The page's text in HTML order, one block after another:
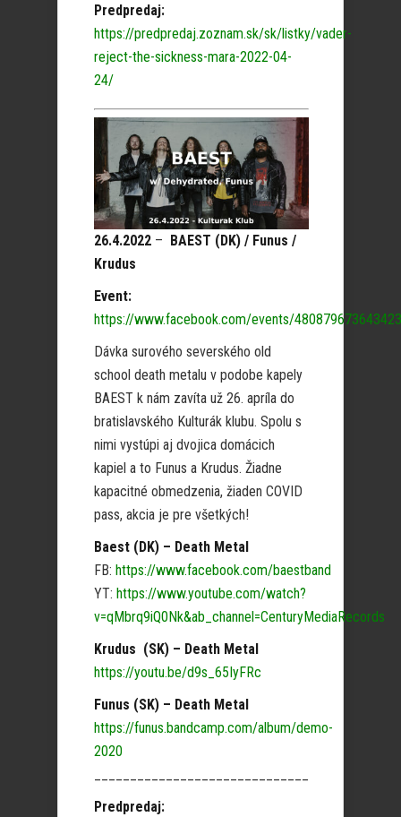
Predpredaj:
https://predpredaj.zoznam.sk/sk/listky/vader-
reject-the-sickness-mara-2022-04-
24/
26.4.2022 – BAEST (DK) / Funus /
Krudus
Event:
https://www.facebook.com/events/
Dávka surového severského old
school death metalu v podobe kapely
BAEST k nám zavíta už 26. apríla do
bratislavského Kulturák klubu. Spolu s
nimi vystúpi aj dvojica domácich
kapiel a to Funus a Krudus. Žiadne
kapacitné obmedzenia, žiaden COVID
pass, akcia je pre všetkých!
Baest (DK) – Death Metal
FB: https://www.facebook.com/baestband
YT: https://www.youtube.com/watch?
v=qMbrq9iQ0Nk&ab_channel=CenturyMediaRecords
Krudus (SK) – Death Metal
https://youtu.be/d9s_65IyFRc
Funus (SK) – Death Metal
https://funus.bandcamp.com/album/demo-
2020
Predpredaj: